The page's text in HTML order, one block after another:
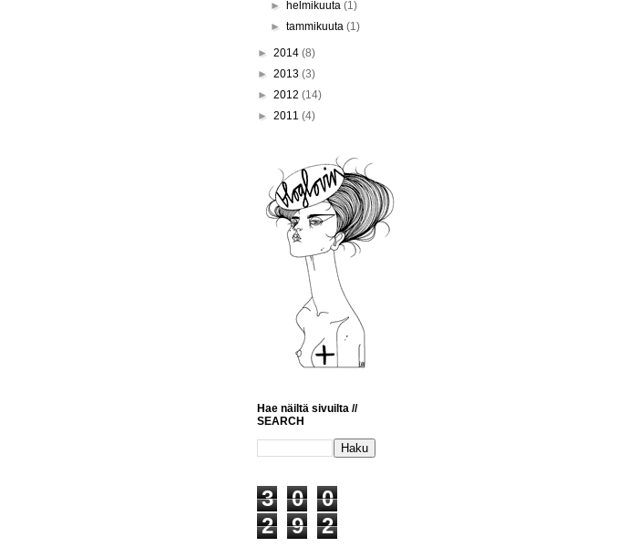
► helmikuuta(1)
►tammikuuta(1)
► 2014 (8)
► 2013 (3)
► 2012 (14)
► 2011 (4)
Hae näiltä sivuilta //
SEARCH
3 0
0
2
9 2